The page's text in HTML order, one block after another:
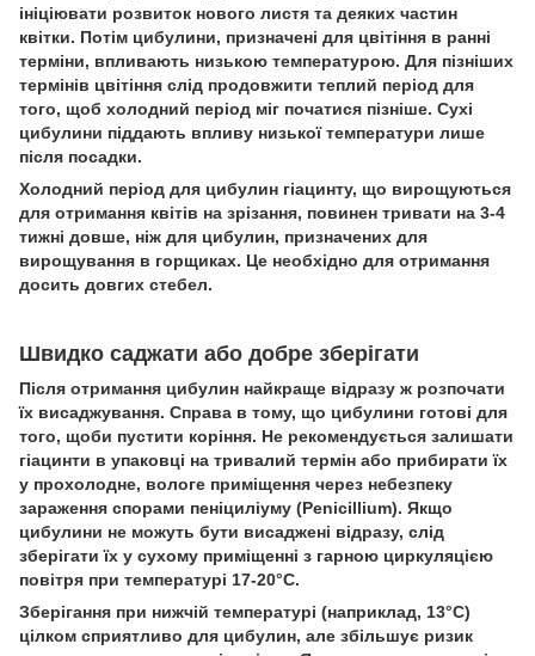
ініціювати розвиток нового листя та деяких частин
квітки. Потім цибулини, призначені для цвітіння в ранні
терміни, впливають низькою температурою. Для пізніших
термінів цвітіння слід продовжити теплий період для
того, щоб холодний період міг початися пізніше. Сухі
цибулини піддають впливу низької температури лише
після посадки.
Холодний період для цибулин гіацинту, що вирощуються
для отримання квітів на зрізання, повинен тривати на 3-4
тижні довше, ніж для цибулин, призначених для
вирощування в горщиках. Це необхідно для отримання
досить довгих стебел.
Швидко саджати або добре зберігати
Після отримання цибулин найкраще відразу ж розпочати
їх висаджування. Справа в тому, що цибулини готові для
того, щоби пустити коріння. Не рекомендується залишати
гіацинти в упаковці на тривалий термін або прибирати їх
у прохолодне, вологе приміщення через небезпеку
зараження спорами пеніциліуму (Penicillium). Якщо
цибулини не можуть бути висаджені відразу, слід
зберігати їх у сухому приміщенні з гарною циркуляцією
повітря при температурі 17-20°С.
Зберігання при нижчій температурі (наприклад, 13°С)
цілком сприятливо для цибулин, але збільшує ризик